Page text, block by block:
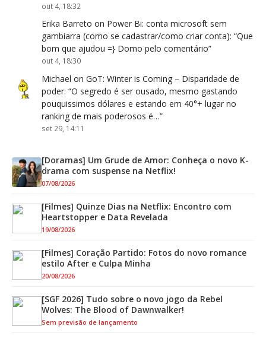
out 4, 18:32
Erika Barreto on Power Bi: conta microsoft sem
gambiarra (como se cadastrar/como criar conta): “Que
bom que ajudou =} Domo pelo comentário”
out 4, 18:30
Michael on GoT: Winter is Coming – Disparidade de
poder: “O segredo é ser ousado, mesmo gastando
pouquissimos dólares e estando em 40°+ lugar no
ranking de mais poderosos é…”
set 29, 14:11
[Doramas] Um Grude de Amor: Conheça o novo K-
drama com suspense na Netflix!
07/08/2026
[Filmes] Quinze Dias na Netflix: Encontro com
Heartstopper e Data Revelada
19/08/2026
[Filmes] Coração Partido: Fotos do novo romance
estilo After e Culpa Minha
20/08/2026
[SGF 2026] Tudo sobre o novo jogo da Rebel
Wolves: The Blood of Dawnwalker!
Sem previsão de lançamento